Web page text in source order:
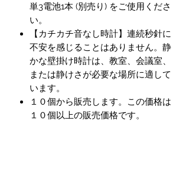
単3電池1本 (別売り) をご使用くださ
い。
【カチカチ音なし時計】連続秒針に
不安を感じることはありません。静
かな壁掛け時計は、教室、会議室、
または静けさが必要な場所に適して
います。
１０個から販売します。この価格は
１０個以上の販売価格です。